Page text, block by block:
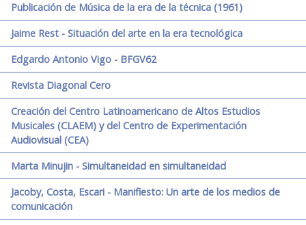
Publicación de Música de la era de la técnica (1961)
Jaime Rest - Situación del arte en la era tecnológica
Edgardo Antonio Vigo - BFGV62
Revista Diagonal Cero
Creación del Centro Latinoamericano de Altos Estudios
Musicales (CLAEM) y del Centro de Experimentación
Audiovisual (CEA)
Marta Minujin - Simultaneidad en simultaneidad
Jacoby, Costa, Escari - Manifiesto: Un arte de los medios de
comunicación